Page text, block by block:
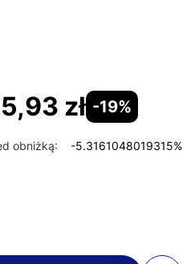
zł -19%
obniżką:
-5.3161048019315%